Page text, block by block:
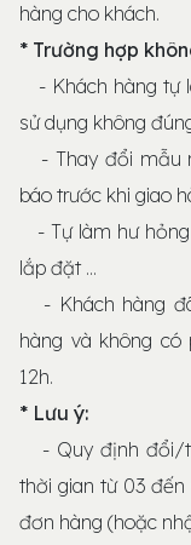
hàng cho khách.
* Trường hợp
- Khách hàng tự
sử dụng không
- Thay đổi mẫu
báo trước khi giao
- Tự làm hư
lắp đặt ...
- Khách hàng
hàng và không
12h.
* Lưu ý:
- Quy định đổi/
thời gian từ 03
đơn hàng (hoặc